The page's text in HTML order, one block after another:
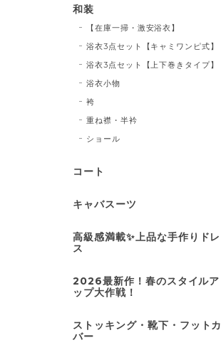
和装
【在庫一掃・激安浴衣】
浴衣3点セット【キャミワンピ式】
浴衣3点セット【上下巻きタイプ】
浴衣小物
袴
重ね襟・半衿
ショール
コート
キャバスーツ
高級感満載✨上品な手作りドレ
ス
2026最新作！春のスタイルア
ップ大作戦！
ストッキング・靴下・フットカ
バー